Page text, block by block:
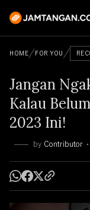
HOME FOR YOU
Jangan
Kalau
2023 Ini!
by Contributor